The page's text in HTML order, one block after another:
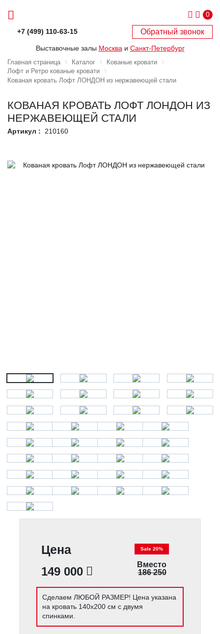
0
+7 (499) 110-63-15 Обратный звонок
Выставочные залы Москва и Санкт-Петербург
Главная страница Каталог
Кованые кровати
Лофт и Ретро кованые кровати
Кованая кровать Лофт ЛОНДОН из нержавеющей стали
КОВАНАЯ КРОВАТЬ ЛОФТ ЛОНДОН ИЗ
НЕРЖАВЕЮЩЕЙ СТАЛИ
Артикул : 210160
Цена
149 000
Sale 20%
Вместо
186 250
Сделаем ЛЮБОЙ РАЗМЕР! Цена указана
на кровать 140х200 см с двумя
спинками.